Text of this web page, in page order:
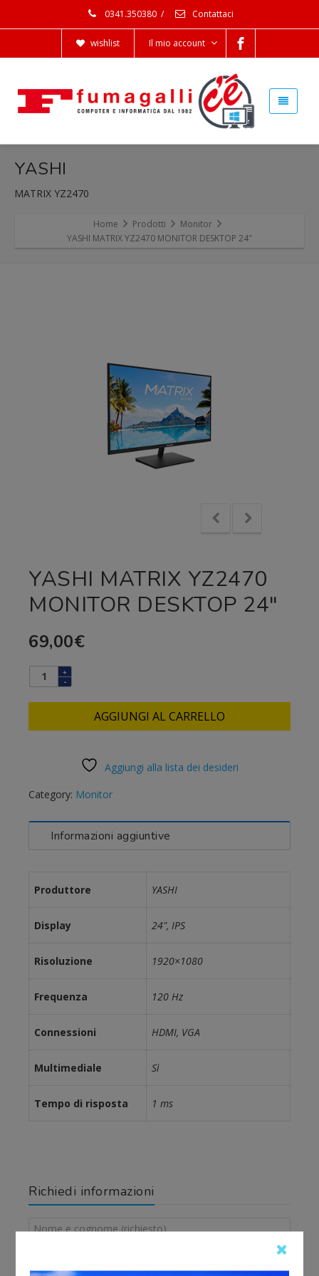
0341.350380 / Contattaci
wishlist Il mio account
YASHI
MATRIX YZ2470
Home Prodotti
Monitor
YASHI MATRIX YZ2470 MONITOR DESKTOP 24″
YASHI MATRIX YZ2470
MONITOR DESKTOP 24″
69,00€
AGGIUNGI AL CARRELLO
Aggiungi alla lista dei desideri
Category: Monitor
Informazioni aggiuntive
Produttore YASHI
Display 24", IPS
Risoluzione 1920×1080
Frequenza 120 Hz
Connessioni HDMI, VGA
Multimediale Sì
Tempo di risposta 1 ms
Richiedi informazioni